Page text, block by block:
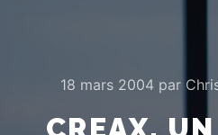
18 mars 2004par
CREAX,